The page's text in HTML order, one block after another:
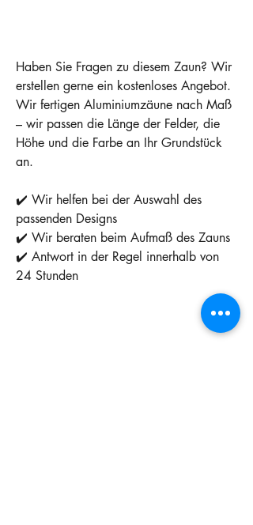
Haben Sie Fragen zu diesem Zaun? Wir
erstellen gerne ein kostenloses Angebot.
Wir fertigen Aluminiumzäune nach Maß
– wir passen die Länge der Felder, die
Höhe und die Farbe an Ihr Grundstück
an.
✔️ Wir helfen bei der Auswahl des
passenden Designs
✔️ Wir beraten beim Aufmaß des Zauns
✔️ Antwort in der Regel innerhalb von
24 Stunden